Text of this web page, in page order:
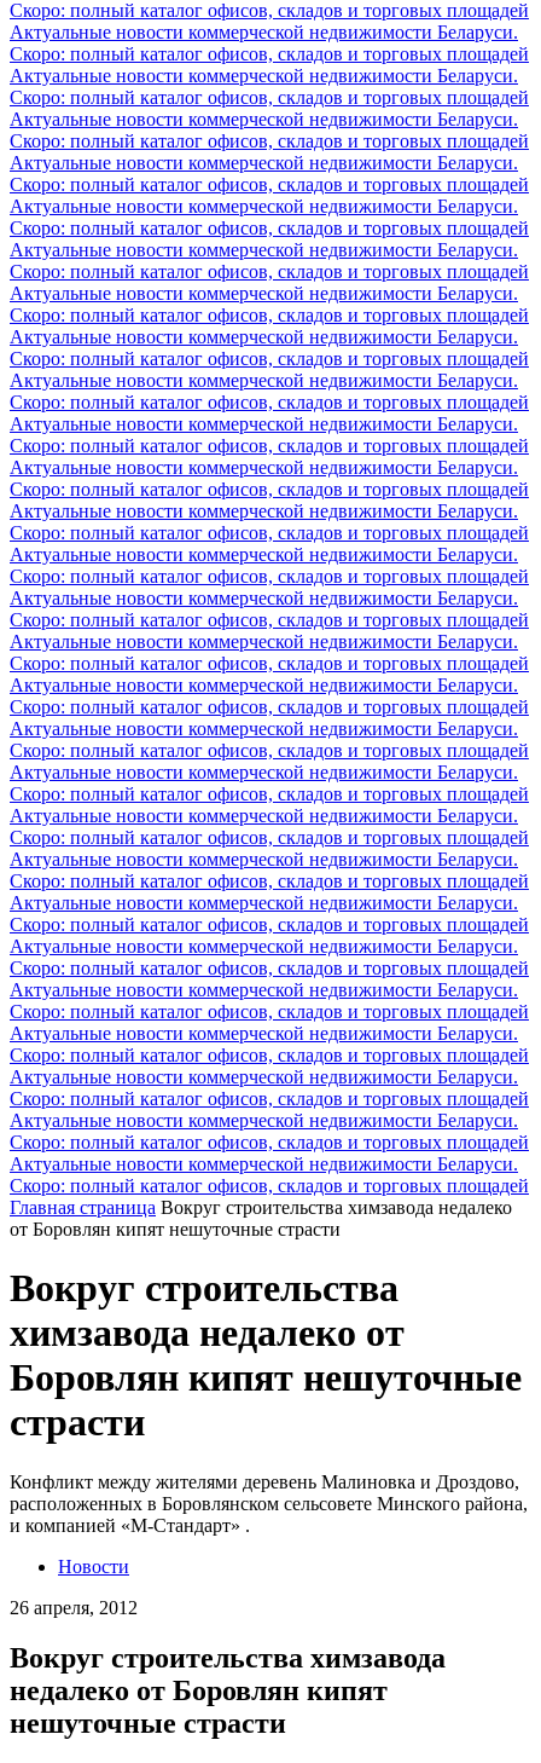
Скоро: полный каталог офисов, складов и торговых площадей
Актуальные новости коммерческой недвижимости Беларуси.
Скоро: полный каталог офисов, складов и торговых площадей
Актуальные новости коммерческой недвижимости Беларуси.
Скоро: полный каталог офисов, складов и торговых площадей
Актуальные новости коммерческой недвижимости Беларуси.
Скоро: полный каталог офисов, складов и торговых площадей
Актуальные новости коммерческой недвижимости Беларуси.
Скоро: полный каталог офисов, складов и торговых площадей
Актуальные новости коммерческой недвижимости Беларуси.
Скоро: полный каталог офисов, складов и торговых площадей
Актуальные новости коммерческой недвижимости Беларуси.
Скоро: полный каталог офисов, складов и торговых площадей
Актуальные новости коммерческой недвижимости Беларуси.
Скоро: полный каталог офисов, складов и торговых площадей
Актуальные новости коммерческой недвижимости Беларуси.
Скоро: полный каталог офисов, складов и торговых площадей
Актуальные новости коммерческой недвижимости Беларуси.
Скоро: полный каталог офисов, складов и торговых площадей
Актуальные новости коммерческой недвижимости Беларуси.
Скоро: полный каталог офисов, складов и торговых площадей
Актуальные новости коммерческой недвижимости Беларуси.
Скоро: полный каталог офисов, складов и торговых площадей
Актуальные новости коммерческой недвижимости Беларуси.
Скоро: полный каталог офисов, складов и торговых площадей
Актуальные новости коммерческой недвижимости Беларуси.
Скоро: полный каталог офисов, складов и торговых площадей
Актуальные новости коммерческой недвижимости Беларуси.
Скоро: полный каталог офисов, складов и торговых площадей
Актуальные новости коммерческой недвижимости Беларуси.
Скоро: полный каталог офисов, складов и торговых площадей
Актуальные новости коммерческой недвижимости Беларуси.
Скоро: полный каталог офисов, складов и торговых площадей
Актуальные новости коммерческой недвижимости Беларуси.
Скоро: полный каталог офисов, складов и торговых площадей
Актуальные новости коммерческой недвижимости Беларуси.
Скоро: полный каталог офисов, складов и торговых площадей
Актуальные новости коммерческой недвижимости Беларуси.
Скоро: полный каталог офисов, складов и торговых площадей
Актуальные новости коммерческой недвижимости Беларуси.
Скоро: полный каталог офисов, складов и торговых площадей
Актуальные новости коммерческой недвижимости Беларуси.
Скоро: полный каталог офисов, складов и торговых площадей
Актуальные новости коммерческой недвижимости Беларуси.
Скоро: полный каталог офисов, складов и торговых площадей
Актуальные новости коммерческой недвижимости Беларуси.
Скоро: полный каталог офисов, складов и торговых площадей
Актуальные новости коммерческой недвижимости Беларуси.
Скоро: полный каталог офисов, складов и торговых площадей
Актуальные новости коммерческой недвижимости Беларуси.
Скоро: полный каталог офисов, складов и торговых площадей
Актуальные новости коммерческой недвижимости Беларуси.
Скоро: полный каталог офисов, складов и торговых площадей
Актуальные новости коммерческой недвижимости Беларуси.
Скоро: полный каталог офисов, складов и торговых площадей
Главная страница Вокруг строительства химзавода недалеко
от Боровлян кипят нешуточные страсти
Вокруг строительства
химзавода недалеко от
Боровлян кипят нешуточные
страсти
Конфликт между жителями деревень Малиновка и Дроздово,
расположенных в Боровлянском сельсовете Минского района,
и компанией «М-Стандарт» .
Новости
26 апреля, 2012
Вокруг строительства химзавода
недалеко от Боровлян кипят
нешуточные страсти